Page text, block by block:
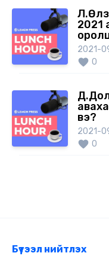
2021
2021-
0
вэ?
2021-
0
Бүтээл нийтлэх